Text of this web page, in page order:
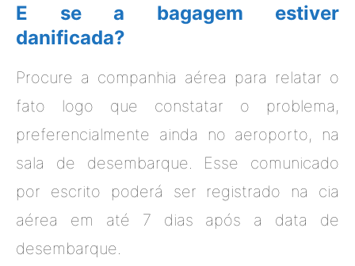
E se a bagagem estiver
danificada?
Procure a companhia aérea para relatar o
fato logo que constatar o problema,
preferencialmente ainda no aeroporto, na
sala de desembarque. Esse comunicado
por escrito poderá ser registrado na cia
aérea em até 7 dias após a data de
desembarque.